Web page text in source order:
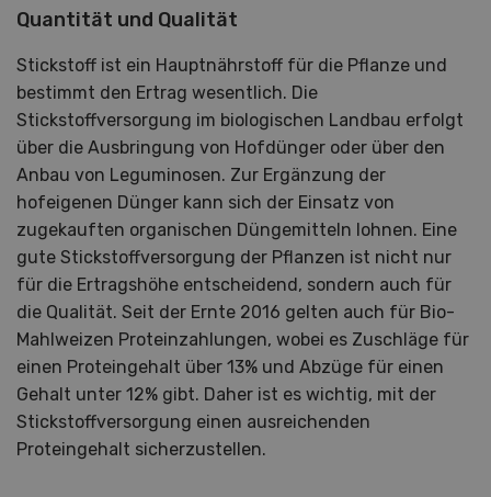
Quantität und Qualität
Stickstoff ist ein Hauptnährstoff für die Pflanze und
bestimmt den Ertrag wesentlich. Die
Stickstoffversorgung im biologischen Landbau erfolgt
über die Ausbringung von Hofdünger oder über den
Anbau von Leguminosen. Zur Ergänzung der
hofeigenen Dünger kann sich der Einsatz von
zugekauften organischen Düngemitteln lohnen. Eine
gute Stickstoffversorgung der Pflanzen ist nicht nur
für die Ertragshöhe entscheidend, sondern auch für
die Qualität. Seit der Ernte 2016 gelten auch für Bio-
Mahlweizen Proteinzahlungen, wobei es Zuschläge für
einen Proteingehalt über 13% und Abzüge für einen
Gehalt unter 12% gibt. Daher ist es wichtig, mit der
Stickstoffversorgung einen ausreichenden
Proteingehalt sicherzustellen.